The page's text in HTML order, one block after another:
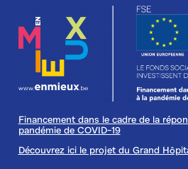
Financement dans le cadre de la
pandémie de COVID-19
Découvrez ici le projet du Grand